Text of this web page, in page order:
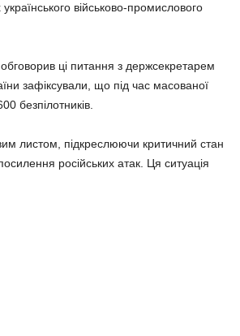
військово-промислового
ці питання з держсекретарем
зафіксували, що під час масованої
безпілотників.
листом, підкреслюючи критичний стан
російських атак. Ця ситуація